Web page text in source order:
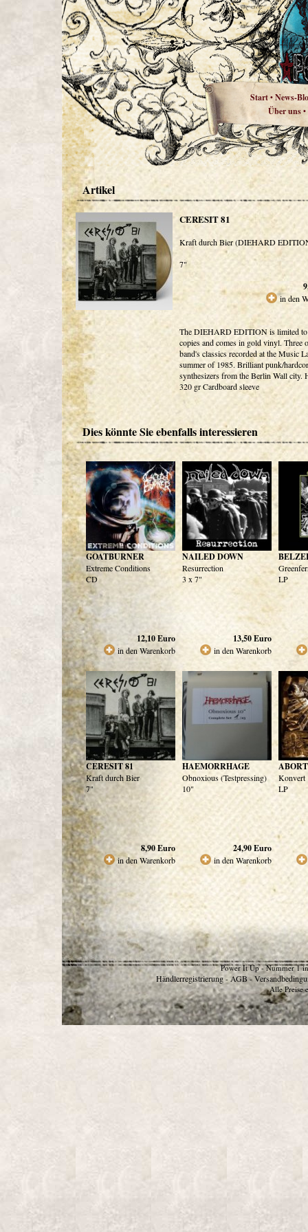
Start•News-
Über uns•
Artikel
CERESIT 81
Kraft durch Bier (DIEHARD
7"
in den
The DIEHARD EDITION is limited
copies and comes in gold vinyl. Three
band's classics recorded at the Music
summer of 1985. Brilliant punk/
synthesizers from the Berlin Wall city.
320 gr Cardboard sleeve
Dies könnte Sie ebenfalls interessieren
GOATBURNER
Extreme Conditions
CD
12,10Euro
in den Warenkorb
NAILED DOWN
Resurrection
3 x 7"
13,50Euro
in den Warenkorb
LP
CERESIT 81
Kraft durch Bier
7"
8,90Euro
in den Warenkorb
HAEMORRHAGE
Obnoxious (Testpressing)
10"
24,90Euro
in den Warenkorb
Konvert
LP
Power It Up - Nummer 1
Händlerregistrierung - AGB -
Alle Preise